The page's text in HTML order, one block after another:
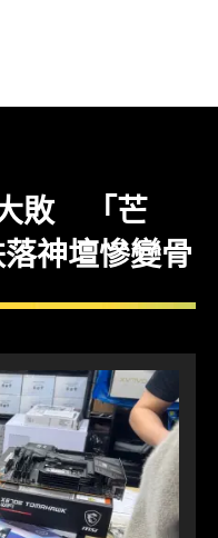
大敗 「芒
神壇慘變骨